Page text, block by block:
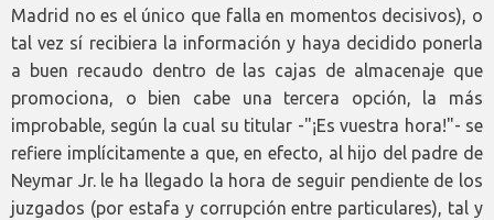
Madrid no es el único que falla en momentos decisivos), o
tal vez sí recibiera la información y haya decidido ponerla
a buen recaudo dentro de las cajas de almacenaje que
promociona, o bien cabe una tercera opción, la más
improbable, según la cual su titular -"¡Es vuestra hora!"- se
refiere implícitamente a que, en efecto, al hijo del padre de
Neymar Jr. le ha llegado la hora de seguir pendiente de los
juzgados (por estafa y corrupción entre particulares), tal y